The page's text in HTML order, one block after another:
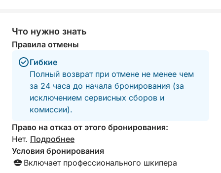
Что нужно знать
Правила отмены
Гибкие
Полный возврат при отмене не менее чем
за 24 часа до начала бронирования (за
исключением сервисных сборов и
комиссии).
Право на отказ от этого бронирования:
Нет. Подробнее
Условия бронирования
Включает профессионального шкипера